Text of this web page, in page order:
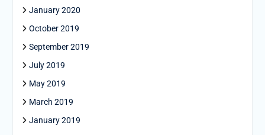
January 2020
October 2019
September 2019
July 2019
May 2019
March 2019
January 2019